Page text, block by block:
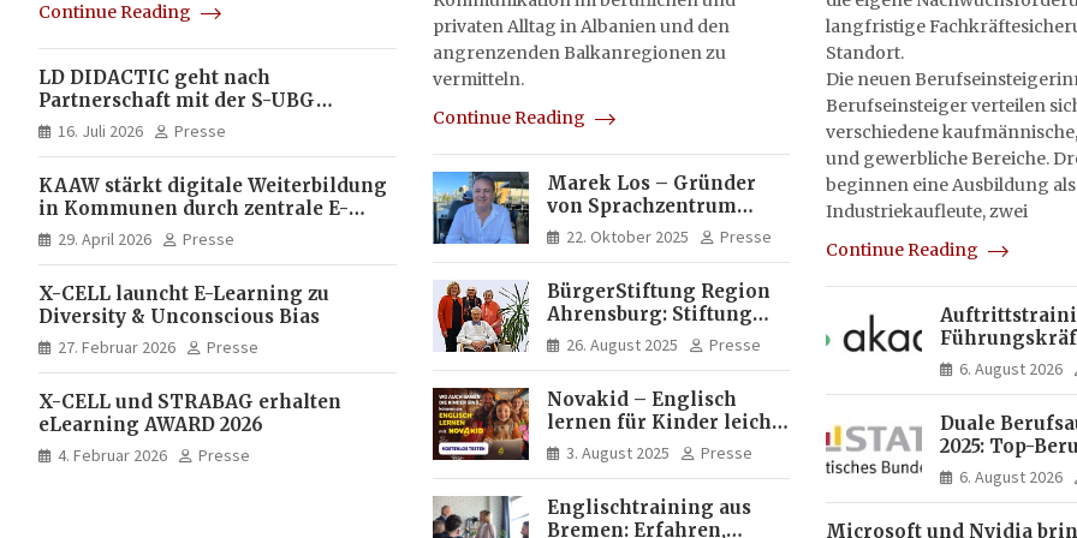
Continue Reading
LD DIDACTIC geht nach
Partnerschaft mit der S-UBG
vollständig in Unternehmerhand
16. Juli 2026 Presse
KAAW stärkt digitale Weiterbildung
in Kommunen durch zentrale E-
Learning Plattform von X-CELL
29. April 2026 Presse
X-CELL launcht E-Learning zu
Diversity & Unconscious Bias
27. Februar 2026 Presse
X-CELL und STRABAG erhalten
eLearning AWARD 2026
4. Februar 2026 Presse
privaten Alltag in Albanien und den
angrenzenden Balkanregionen zu
vermitteln.
Continue Reading
Marek Los – Gründer
von Sprachzentrum
Moose, Moose Casa
Italia und Apartamento
Experte für Bildung und
Investitionen in
Brasilien
22. Oktober 2025 Presse
BürgerStiftung Region
Ahrensburg: Stiftung
Dietrich+Gudrun Maaß
fördert
Frauen
26. August 2025 Presse
Novakid – Englisch
lernen für Kinder leicht
gemacht
3. August 2025 Presse
Englischtraining aus
Bremen: Erfahren,
langfristige
Standort.
Die neuen
Berufseinsteiger verteilen
verschiedene
und gewerbliche Bereiche.
beginnen eine Ausbildung als
Industriekaufleute, zwei
Continue Reading
Akademie
6. August 2026
Duale
2025: Top-
Männern
6. August 2026
Microsoft und Nvidia